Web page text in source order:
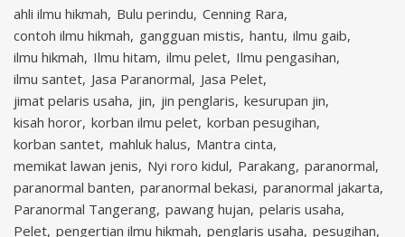
ahli ilmu hikmah Bulu perindu Cenning Rara
contoh ilmu hikmah gangguan mistis hantu ilmu gaib
ilmu hikmah Ilmu hitam ilmu pelet Ilmu pengasihan
ilmu santet Jasa Paranormal Jasa Pelet
jimat pelaris usaha jin jin penglaris kesurupan jin
kisah horor korban ilmu pelet korban pesugihan
korban santet mahluk halus Mantra cinta
memikat lawan jenis Nyi roro kidul Parakang paranormal
paranormal banten paranormal bekasi paranormal jakarta
Paranormal Tangerang pawang hujan pelaris usaha
Pelet pengertian ilmu hikmah penglaris usaha pesugihan